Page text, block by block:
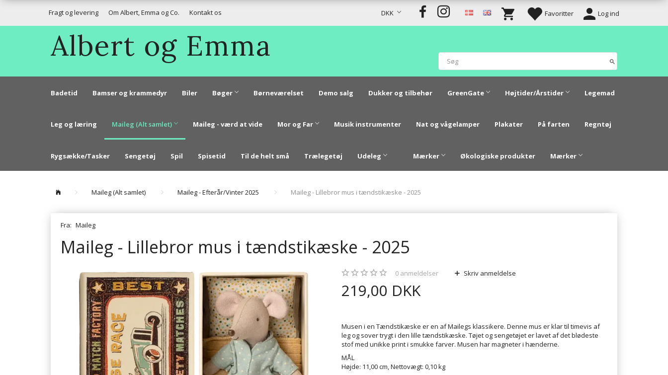
Favoritter Log ind
DKK
Fragt og levering Om Albert, Emma og Co. Kontakt os
Albert og Emma
Badetid Bamser og krammedyr Biler Bøger Børneværelset Demo salg Dukker og tilbehør GreenGate Højtider/Årstider Legemad
Leg og læring Maileg (Alt samlet) Maileg - værd at vide Mor og Far Musik instrumenter Nat og vågelamper Plakater På farten Regntøj
Rygsække/Tasker Sengetøj Spil Spisetid Til de helt små Trælegetøj Udeleg Mærker Økologiske produkter Mærker
Maileg (Alt samlet) Maileg - Efterår/Vinter 2025 Maileg - Lillebror mus i tændstikæske - 2025
Fra: Maileg
Maileg - Lillebror mus i tændstikæske - 2025
0 anmeldelser Skriv anmeldelse
219,00 DKK
Musen i en Tændstikæske er en af ​​Mailegs klassikere. Denne mus er klar til timevis af
leg og sover trygt i den lille tændstikæske. Tøjet og sengetøjet er lavet af det blødeste
stof med unikke print i smukke farver. Musen har magneter i hænderne.
MÅL
Højde: 11,00 cm, Nettovægt: 0,10 kg